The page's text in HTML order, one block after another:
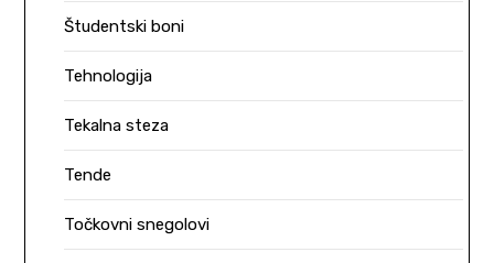
Študentski boni
Tehnologija
Tekalna steza
Tende
Točkovni snegolovi